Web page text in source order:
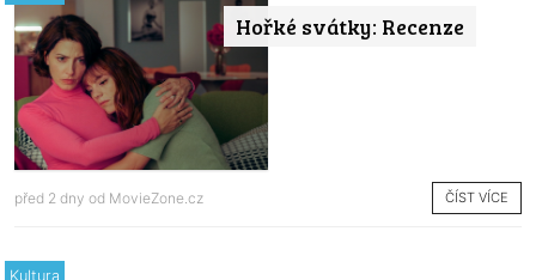
Hořké svátky: Recenze
před 2 dny od MovieZone.cz ČÍST VÍCE
Kultura